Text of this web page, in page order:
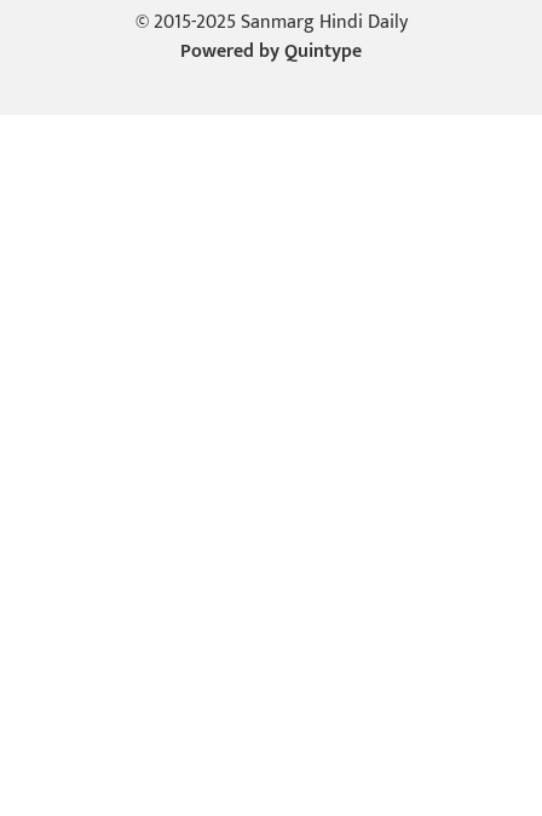
© 2015-2025 Sanmarg Hindi Daily
Powered byQuintype